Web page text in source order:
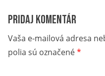
Pridaj komentár
Vaša e-mailová adresa
polia sú označené*